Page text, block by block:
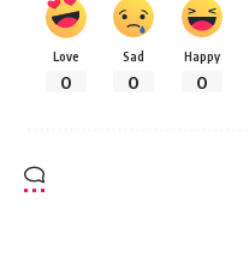
Love
0
Sad
0
Happy
0